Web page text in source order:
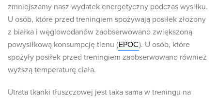
zmniejszamy nasz wydatek energetyczny podczas wysiłku.
U osób, które przed treningiem spożywają posiłek złożony
z białka i węglowodanów zaobserwowano zwiększoną
powysiłkową konsumpcję tlenu (EPOC). U osób, które
spożyły posiłek przed treningiem zaobserwowano również
wyższą temperaturę ciała.
Utrata tkanki tłuszczowej jest taka sama w treningu na